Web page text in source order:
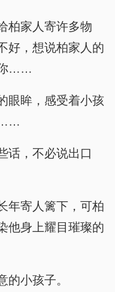
柏家人寄许多物
好，想说柏家人的
你……
眼眸，感受着小孩
……
话，不必说出口
年寄人篱下，可柏
他身上耀目璀璨的
的小孩子。